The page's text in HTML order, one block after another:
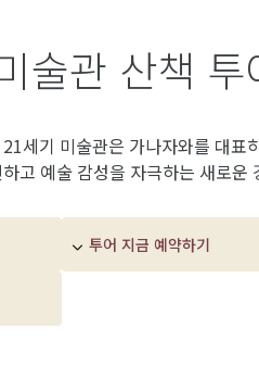
술관 산책 투
세기 미술관은 가나자와를 대표
고 예술 감성을 자극하는 새로운
투어 지금 예약하기